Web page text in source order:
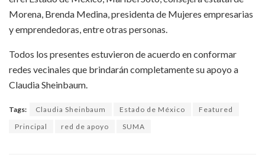
Morena, Brenda Medina, presidenta de Mujeres empresarias
y emprendedoras, entre otras personas.
Todos los presentes estuvieron de acuerdo en conformar
redes vecinales que brindarán completamente su apoyo a
Claudia Sheinbaum.
Tags: Claudia Sheinbaum Estado de México
Featured
Principal
red de apoyo SUMA